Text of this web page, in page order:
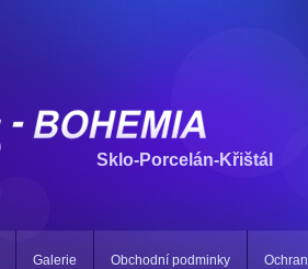
Sklo-Porcelán-Křištál
Galerie Obchodní podminky